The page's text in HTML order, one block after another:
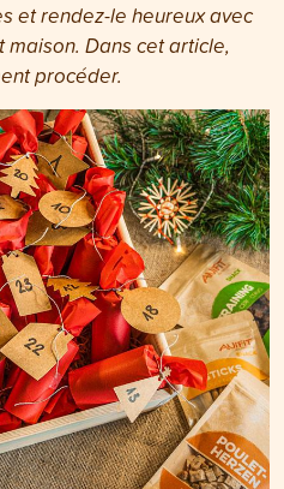
et rendez-le heureux avec
Dans cet article,
procéder.